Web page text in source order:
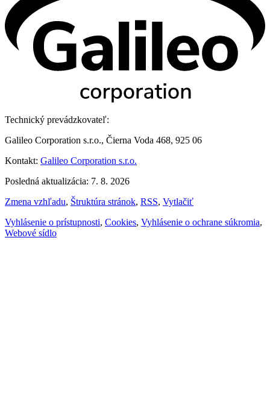
Technický prevádzkovateľ:
Galileo Corporation s.r.o., Čierna Voda 468, 925 06
Kontakt: Galileo Corporation s.r.o.
Posledná aktualizácia: 7. 8. 2026
Zmena vzhľadu, Štruktúra stránok, RSS, Vytlačiť
Vyhlásenie o prístupnosti, Cookies, Vyhlásenie o ochrane súkromia,
Webové sídlo